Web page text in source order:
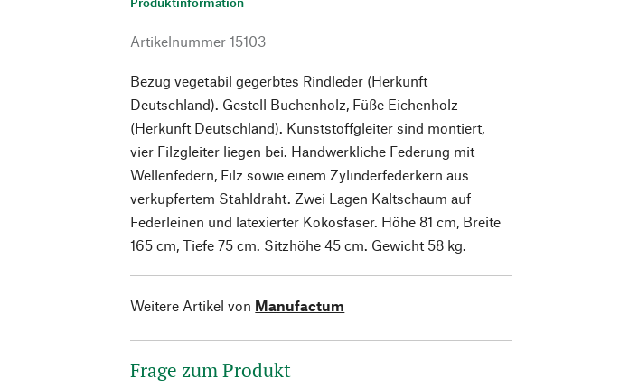
Artikelnummer 15103
Bezug vegetabil gegerbtes Rindleder (Herkunft
Deutschland). Gestell Buchenholz, Füße Eichenholz
(Herkunft Deutschland). Kunststoffgleiter sind montiert,
vier Filzgleiter liegen bei. Handwerkliche Federung mit
Wellenfedern, Filz sowie einem Zylinderfederkern aus
verkupfertem Stahldraht. Zwei Lagen Kaltschaum auf
Federleinen und latexierter Kokosfaser. Höhe 81 cm, Breite
165 cm, Tiefe 75 cm. Sitzhöhe 45 cm. Gewicht 58 kg.
Weitere Artikel von Manufactum
Frage zum Produkt